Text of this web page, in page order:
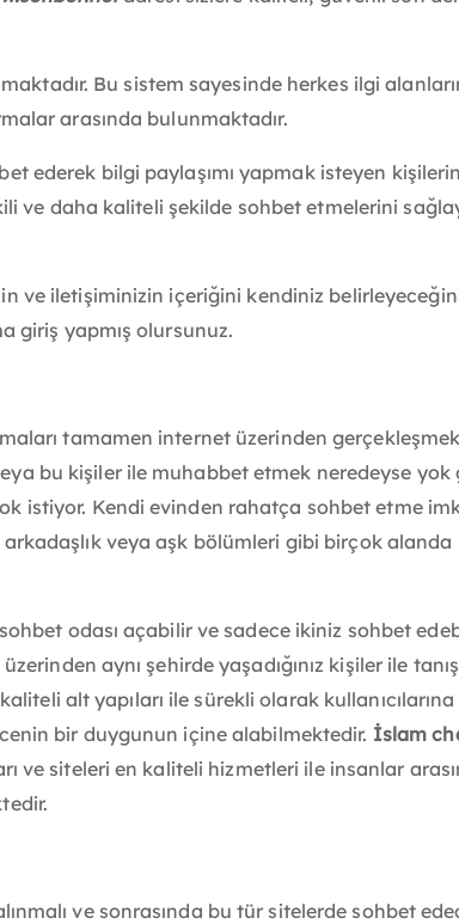
Bu sistem sayesinde herkes ilgi
arasında bulunmaktadır.
ederek bilgi paylaşımı yapmak isteyen
ve daha kaliteli şekilde sohbet etmelerini
ve iletişiminizin içeriğini kendiniz
giriş yapmış olursunuz.
tamamen internet üzerinden
bu kişiler ile muhabbet etmek neredeyse
istiyor. Kendi evinden rahatça sohbet etme
veya aşk bölümleri gibi birçok
odası açabilir ve sadece ikiniz sohbet
aynı şehirde yaşadığınız kişiler ile
alt yapıları ile sürekli olarak
bir duygunun içine alabilmektedir. İslam
ve siteleri en kaliteli hizmetleri ile insanlar
ve sonrasında bu tür sitelerde sohbet